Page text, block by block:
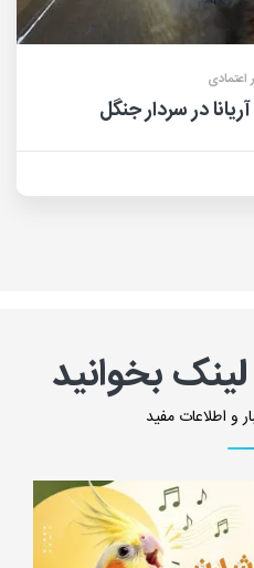
اعتمادی
در سردار جنگل
بخوانید
و اطلاعات مفید